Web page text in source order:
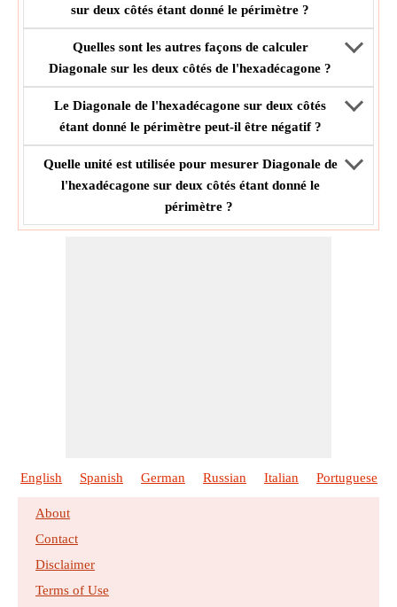
sur deux côtés étant donné le périmètre ?
Quelles sont les autres façons de calculer
Diagonale sur les deux côtés de l'hexadécagone ?
Le Diagonale de l'hexadécagone sur deux côtés
étant donné le périmètre peut-il être négatif ?
Quelle unité est utilisée pour mesurer Diagonale de
l'hexadécagone sur deux côtés étant donné le
périmètre ?
English Spanish German Russian Italian Portuguese
About
Contact
Disclaimer
Terms of Use